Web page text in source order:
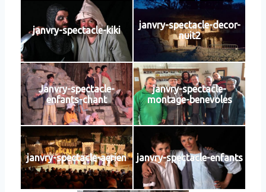
janvry-spectacle-kiki
janvry-spectacle-decor-
nuit2
Janvry-spectacle-
enfants-chant
janvry-spectacle-
montage-benevoles
janvry-spectacle-aerien janvry-spectacle-enfants